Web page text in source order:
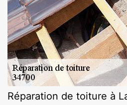
Réparation de toiture à